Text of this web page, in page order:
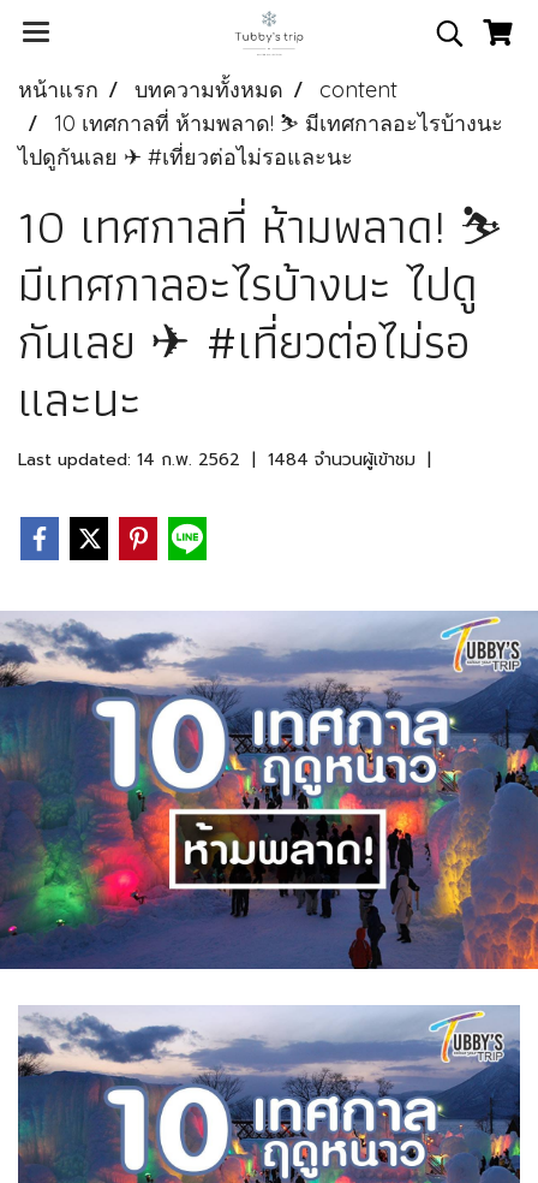
หน้าแรก บทความทั้งหมด
content
10 เทศกาลที่ ห้ามพลาด! ⛷ มีเทศกาลอะไรบ้างนะ
ไปดูกันเลย ✈ #เที่ยวต่อไม่รอและนะ
10 เทศกาลที่ ห้ามพลาด! ⛷
มีเทศกาลอะไรบ้างนะ ไปดู
กันเลย ✈ #เที่ยวต่อไม่รอ
และนะ
Last updated: 14 ก.พ. 2562 | 1484 จำนวนผู้เข้าชม |